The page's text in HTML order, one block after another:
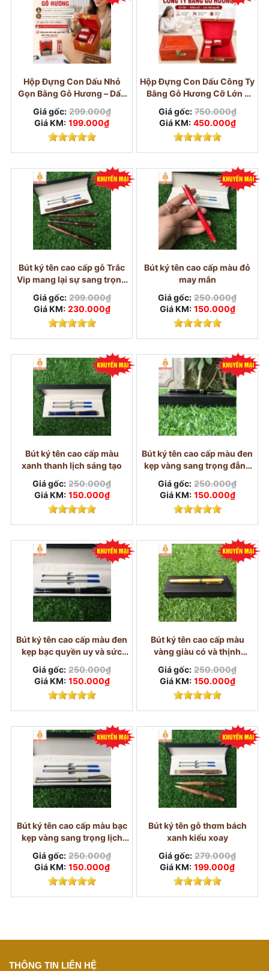
Hộp Đựng Con Dấu Nhỏ
Gọn Bằng Gỗ Hương – Dấu
Tên, Dấu Cửa Hàng
Giá gốc: 299.000₫
Giá KM: 199.000₫
Hộp Đựng Con Dấu Công Ty
Bằng Gỗ Hương Cỡ Lớn –
Khóa Số
Giá gốc: 750.000₫
Giá KM: 450.000₫
Bút ký tên cao cấp gỗ Trắc
Vip mang lại sự sang trọng
may mắn
Giá gốc: 299.000₫
Giá KM: 230.000₫
Bút ký tên cao cấp màu đỏ
may mắn
Giá gốc: 250.000₫
Giá KM: 150.000₫
Bút ký tên cao cấp màu
xanh thanh lịch sáng tạo
Giá gốc: 250.000₫
Giá KM: 150.000₫
Bút ký tên cao cấp màu đen
kẹp vàng sang trọng đẳng
Giá gốc: 250.000₫
Giá KM: 150.000₫
Bút ký tên cao cấp màu đen
kẹp bạc quyền uy và sức
Giá gốc: 250.000₫
Giá KM: 150.000₫
Bút ký tên cao cấp màu
vàng giàu có và thịnh
vượng
Giá gốc: 250.000₫
Giá KM: 150.000₫
Bút ký tên cao cấp màu bạc
kẹp vàng sang trọng lịch
Giá gốc: 250.000₫
Giá KM: 150.000₫
Bút ký tên gỗ thơm bách
xanh kiểu xoay
Giá gốc: 279.000₫
Giá KM: 199.000₫
THÔNG TIN LIÊN HỆ